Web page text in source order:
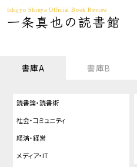
Ichijyo Shinya Official Book Review
一条真也の読書館
書庫A 書庫B
読書論・読書術
社会・コミュニティ
経済・経営
メディア・IT